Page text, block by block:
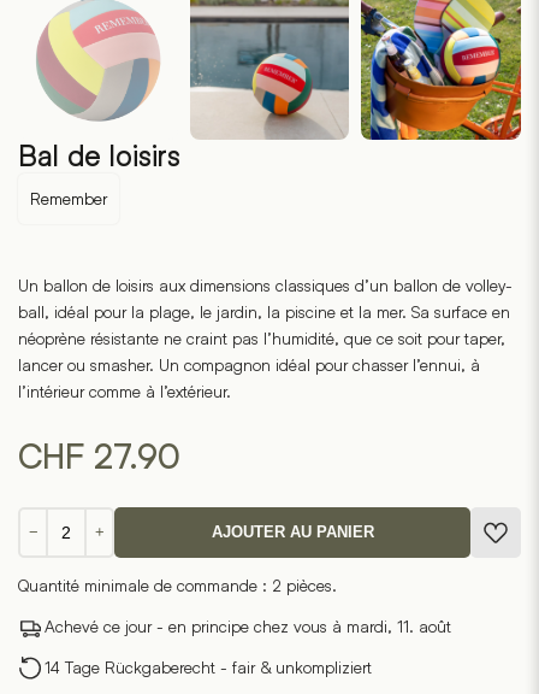
Bal de loisirs
Remember
Un ballon de loisirs aux dimensions classiques d’un ballon de volley-
ball, idéal pour la plage, le jardin, la piscine et la mer. Sa surface en
néoprène résistante ne craint pas l’humidité, que ce soit pour taper,
lancer ou smasher. Un compagnon idéal pour chasser l’ennui, à
l’intérieur comme à l’extérieur.
CHF 27.90
−
de
de
loisirs
+ AJOUTER AU PANIER
Quantité minimale de commande : 2 pièces.
Achevé ce jour - en principe chez vous à mardi, 11. août
14 Tage Rückgaberecht - fair & unkompliziert